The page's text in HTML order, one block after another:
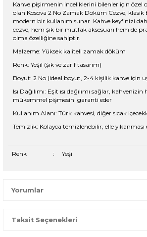
Kahve pişirmenin inceliklerini bilenler için özel
olan Kosova 2 No Zamak Döküm Cezve,
modern bir kullanım sunar. Kahve keyfinizi
cezve, hem şık bir mutfak aksesuarı hem de
olma özelliğine sahiptir.
Malzeme: Yüksek kaliteli zamak döküm
Renk: Yeşil (şık ve zarif tasarım)
Boyut: 2 No (ideal boyut, 2-4 kişilik kahve için
Isı Dağılımı: Eşit ısı dağılımı sağlar,
mükemmel pişmesini garanti eder
Kullanım Alanı: Türk kahvesi, diğer sıcak
Temizlik: Kolayca temizlenebilir, elle yıkanması
Renk : Yeşil
Yorumlar
Bir dakikanızı ayırın, yorumunuzla
Taksit Seçenekleri